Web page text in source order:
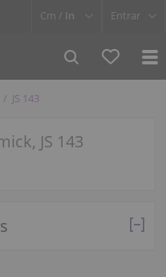
Cm / In Entrar
JS 143
JS 143